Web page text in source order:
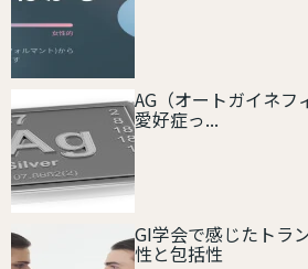
AG（オートガイネフ
愛好症っ...
GI学会で感じたトラ
性と包括性